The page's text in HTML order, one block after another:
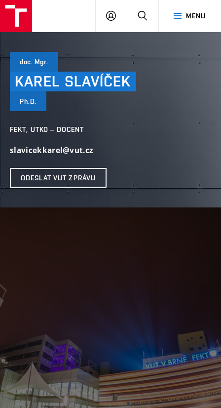
MENU
PŘIHLÁSIT
doc. Mgr.
KAREL SLAVÍČEK
Ph.D.
FEKT, UTKO – DOCENT
slavicekkarel@vut.cz
ODESLAT VUT ZPRÁVU